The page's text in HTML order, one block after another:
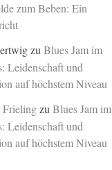
zum Beben: Ein
zu Blues Jam im
Leidenschaft und
auf höchstem Niveau
Frielingzu Blues Jam im
Leidenschaft und
auf höchstem Niveau